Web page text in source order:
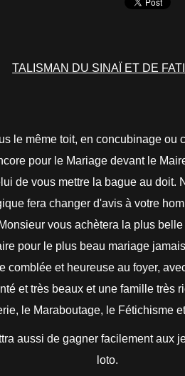
TALISMAN DU SINAÏ ET DE
le même toit, en concubinage ou
pour le Mariage devant le
de vous mettre la bague au doit.
fera changer d'avis à votre
vous achètera la plus
pour le plus beau mariage
comblée et heureuse au foyer,
et très beaux et une famille très
le Maraboutage, le Fétichisme
aussi de gagner facilement aux
loto.